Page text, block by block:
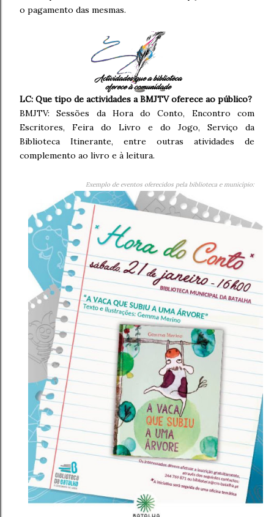
o pagamento das mesmas.
LC: Que tipo de actividades a BMJTV oferece ao público?
BMJTV: Sessões da Hora do Conto, Encontro com
Escritores, Feira do Livro e do Jogo, Serviço da
Biblioteca Itinerante, entre outras atividades de
complemento ao livro e à leitura.
Exemplo de eventos oferecidos pela biblioteca e município: